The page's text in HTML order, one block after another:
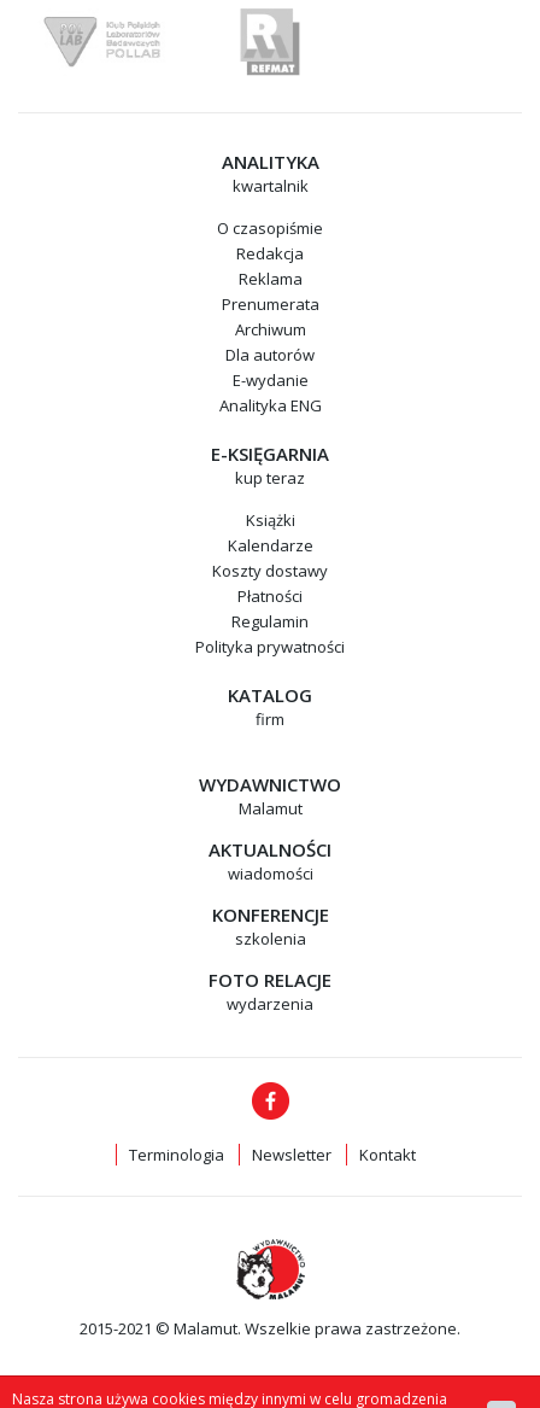
ANALITYKA
kwartalnik
O czasopiśmie
Redakcja
Reklama
Prenumerata
Archiwum
Dla autorów
E-wydanie
Analityka ENG
E-KSIĘGARNIA
kup teraz
Książki
Kalendarze
Koszty dostawy
Płatności
Regulamin
Polityka prywatności
KATALOG
firm
WYDAWNICTWO
Malamut
AKTUALNOŚCI
wiadomości
KONFERENCJE
szkolenia
FOTO RELACJE
wydarzenia
Terminologia Newsletter Kontakt
2015-2021 © Malamut. Wszelkie prawa zastrzeżone.
Nasza strona używa cookies między innymi w celu gromadzenia